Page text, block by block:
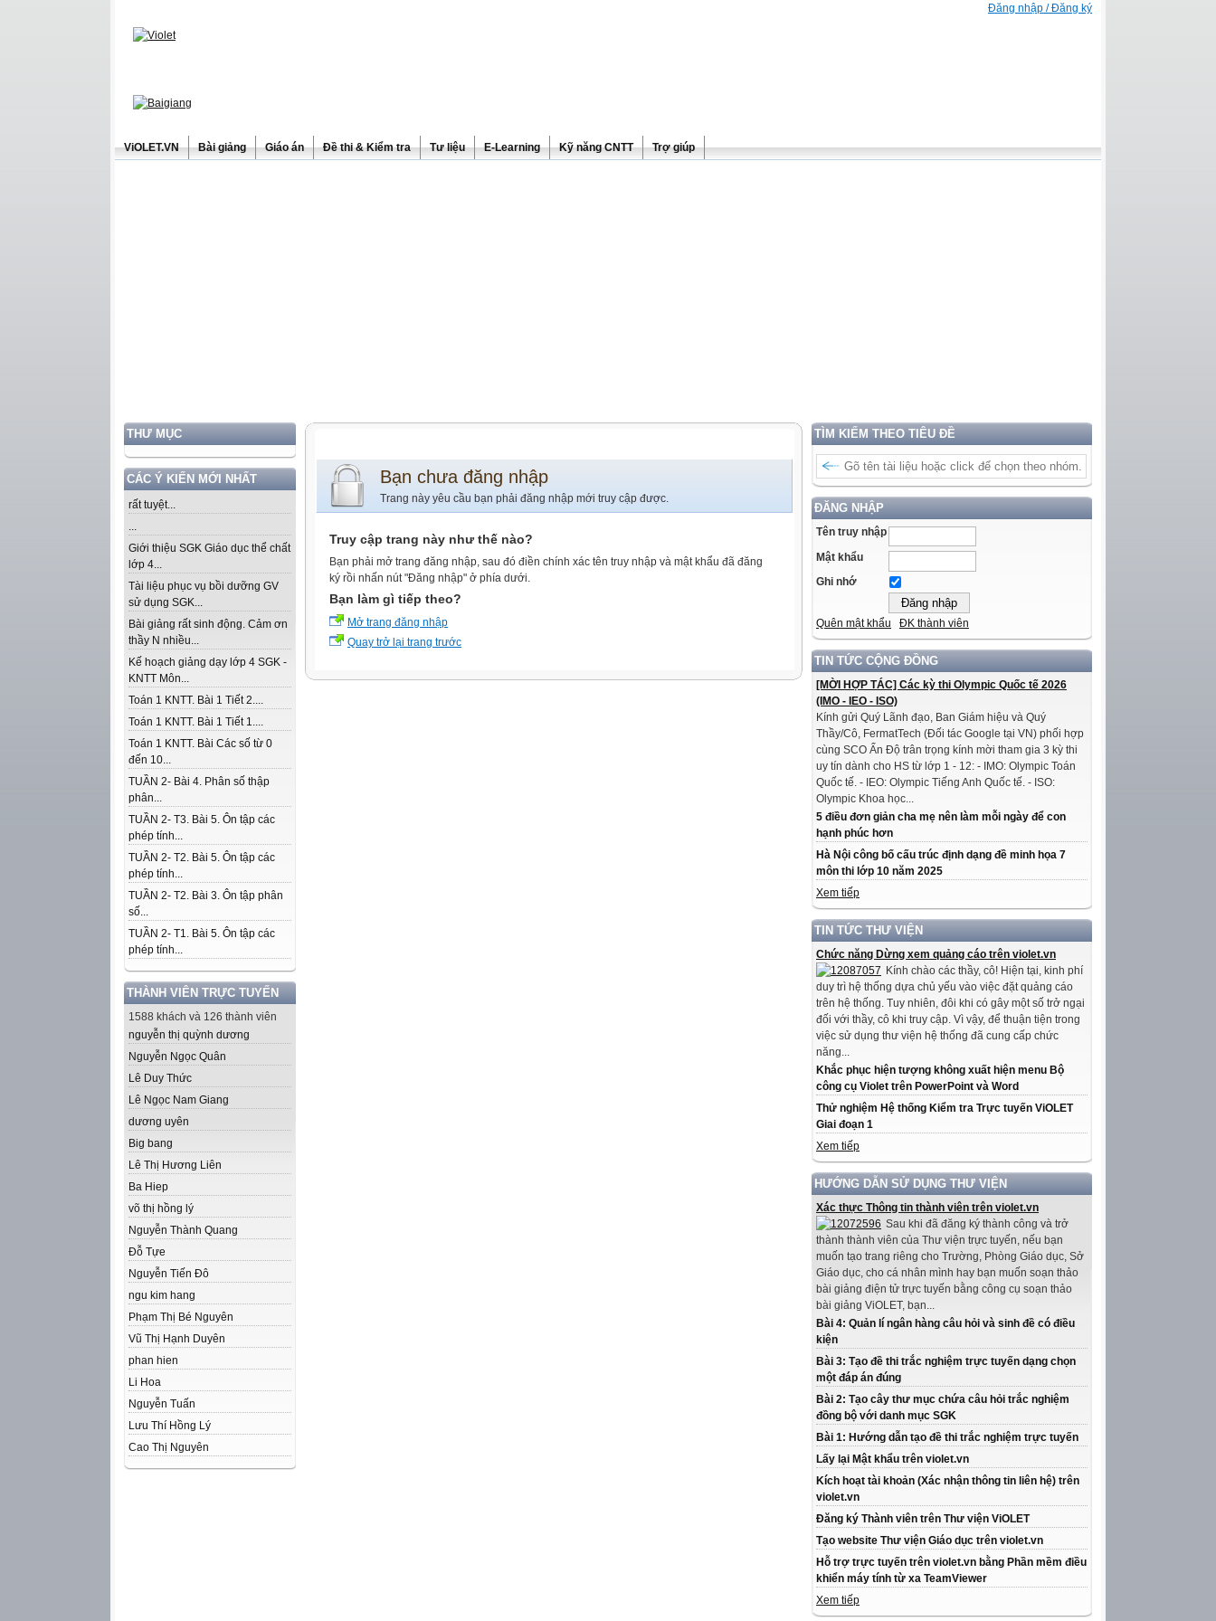
Đăng nhập / Đăng ký
ViOLET.VN Bài giảng Giáo án Đề thi & Kiểm tra Tư liệu E-Learning Kỹ năng CNTT Trợ giúp
THƯ MỤC
CÁC Ý KIẾN MỚI NHẤT
rất tuyệt...
...
Giới thiệu SGK Giáo dục thể chất
lớp 4...
Tài liệu phục vụ bồi dưỡng GV
sử dụng SGK...
Bài giảng rất sinh động. Cảm ơn
thầy N nhiều...
Kế hoạch giảng dạy lớp 4 SGK -
KNTT Môn...
Toán 1 KNTT. Bài 1 Tiết 2....
Toán 1 KNTT. Bài 1 Tiết 1....
Toán 1 KNTT. Bài Các số từ 0
đến 10...
TUẦN 2- Bài 4. Phân số thập
phân...
TUẦN 2- T3. Bài 5. Ôn tập các
phép tính...
TUẦN 2- T2. Bài 5. Ôn tập các
phép tính...
TUẦN 2- T2. Bài 3. Ôn tập phân
số...
TUẦN 2- T1. Bài 5. Ôn tập các
phép tính...
THÀNH VIÊN TRỰC TUYẾN
1588 khách và 126 thành viên
nguyễn thị quỳnh dương
Nguyễn Ngọc Quân
Lê Duy Thức
Lê Ngọc Nam Giang
dương uyên
Big bang
Lê Thị Hương Liên
Ba Hiep
võ thị hồng lý
Nguyễn Thành Quang
Đỗ Tựe
Nguyễn Tiến Đô
ngu kim hang
Phạm Thị Bé Nguyên
Vũ Thị Hạnh Duyên
phan hien
Li Hoa
Nguyễn Tuấn
Lưu Thí Hồng Lý
Cao Thị Nguyên
TÌM KIẾM THEO TIÊU ĐỀ
ĐĂNG NHẬP
Tên truy nhập
Mật khẩu
Ghi nhớ
Quên mật khẩu ĐK thành viên
TIN TỨC CỘNG ĐỒNG
[MỜI HỢP TÁC] Các kỳ thi Olympic Quốc tế 2026
(IMO - IEO - ISO)
Kính gửi Quý Lãnh đạo, Ban Giám hiệu và Quý
Thầy/Cô, FermatTech (Đối tác Google tại VN) phối hợp
cùng SCO Ấn Độ trân trọng kính mời tham gia 3 kỳ thi
uy tín dành cho HS từ lớp 1 - 12: - IMO: Olympic Toán
Quốc tế. - IEO: Olympic Tiếng Anh Quốc tế. - ISO:
Olympic Khoa học...
5 điều đơn giản cha mẹ nên làm mỗi ngày để con
hạnh phúc hơn
Hà Nội công bố cấu trúc định dạng đề minh họa 7
môn thi lớp 10 năm 2025
Xem tiếp
TIN TỨC THƯ VIỆN
Chức năng Dừng xem quảng cáo trên violet.vn
Kính chào các thầy, cô! Hiện tại, kinh phí
duy trì hệ thống dựa chủ yếu vào việc đặt quảng cáo
trên hệ thống. Tuy nhiên, đôi khi có gây một số trở ngại
đối với thầy, cô khi truy cập. Vì vậy, để thuận tiện trong
việc sử dụng thư viện hệ thống đã cung cấp chức
năng...
Khắc phục hiện tượng không xuất hiện menu Bộ
công cụ Violet trên PowerPoint và Word
Thử nghiệm Hệ thống Kiểm tra Trực tuyến ViOLET
Giai đoạn 1
Xem tiếp
HƯỚNG DẪN SỬ DỤNG THƯ VIỆN
Xác thực Thông tin thành viên trên violet.vn
Sau khi đã đăng ký thành công và trở
thành thành viên của Thư viện trực tuyến, nếu bạn
muốn tạo trang riêng cho Trường, Phòng Giáo dục, Sở
Giáo dục, cho cá nhân mình hay bạn muốn soạn thảo
bài giảng điện tử trực tuyến bằng công cụ soạn thảo
bài giảng ViOLET, bạn...
Bài 4: Quản lí ngân hàng câu hỏi và sinh đề có điều
kiện
Bài 3: Tạo đề thi trắc nghiệm trực tuyến dạng chọn
một đáp án đúng
Bài 2: Tạo cây thư mục chứa câu hỏi trắc nghiệm
đồng bộ với danh mục SGK
Bài 1: Hướng dẫn tạo đề thi trắc nghiệm trực tuyến
Lấy lại Mật khẩu trên violet.vn
Kích hoạt tài khoản (Xác nhận thông tin liên hệ) trên
violet.vn
Đăng ký Thành viên trên Thư viện ViOLET
Tạo website Thư viện Giáo dục trên violet.vn
Hỗ trợ trực tuyến trên violet.vn bằng Phần mềm điều
khiển máy tính từ xa TeamViewer
Xem tiếp
Bạn chưa đăng nhập
Trang này yêu cầu bạn phải đăng nhập mới truy cập được.
Truy cập trang này như thế nào?
Bạn phải mở trang đăng nhập, sau đó điền chính xác tên truy nhập và mật khẩu đã đăng
ký rồi nhấn nút "Đăng nhập" ở phía dưới.
Bạn làm gì tiếp theo?
Mở trang đăng nhập
Quay trở lại trang trước